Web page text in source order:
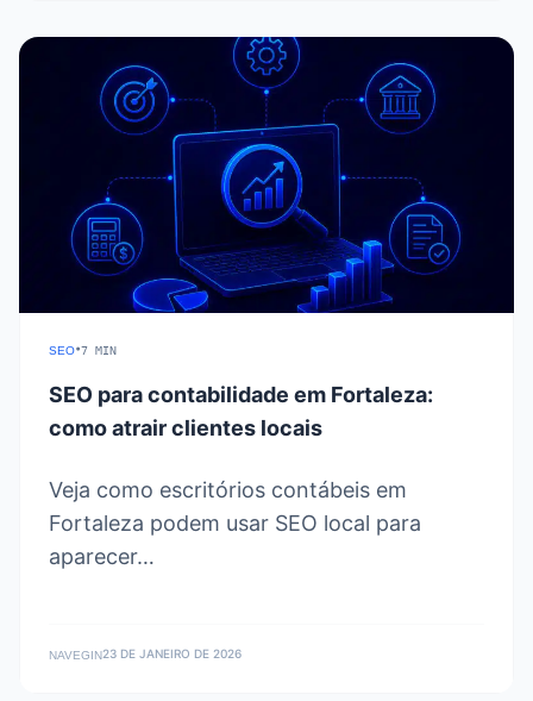
SEO•7 MIN
SEO para contabilidade em Fortaleza:
como atrair clientes locais
Veja como escritórios contábeis em
Fortaleza podem usar SEO local para
aparecer…
NAVEGIN23 DE JANEIRO DE 2026